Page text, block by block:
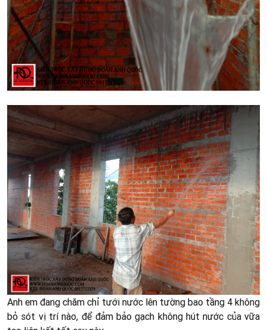
Anh em đang chăm chỉ tưới nước lên tường bao tầng 4 không
bỏ sót vị trí nào, để đảm bảo gạch không hút nước của vữa